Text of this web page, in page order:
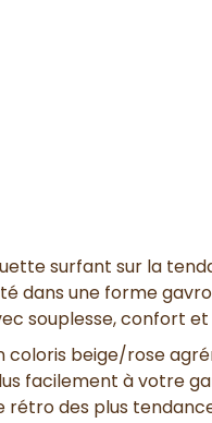
surfant sur la
dans une forme
souplesse, confort
coloris beige/rose
facilement à votre
rétro des plus